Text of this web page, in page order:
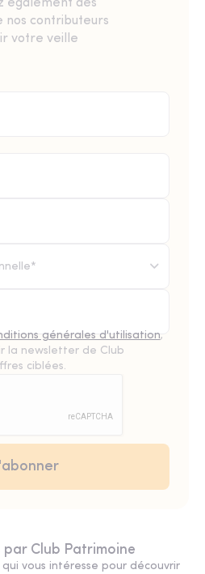
également des
nos contributeurs
votre veille
générales d'utilisation,
la newsletter de Club
ciblées.
par Club Patrimoine
vous intéresse pour découvrir